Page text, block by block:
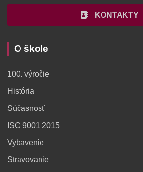
KONTAKTY
O škole
100. výročie
História
Súčasnosť
ISO 9001:2015
Vybavenie
Stravovanie